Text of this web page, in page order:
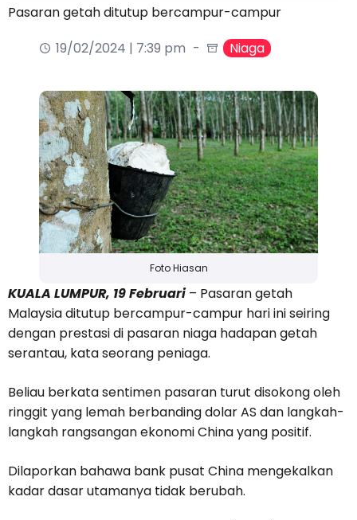
Pasaran getah ditutup bercampur-campur
19/02/2024 | 7:39 pm
Niaga
Foto Hiasan
KUALA LUMPUR, 19 Februari– Pasaran getah
Malaysia ditutup bercampur-campur hari ini seiring
dengan prestasi di pasaran niaga hadapan getah
serantau, kata seorang peniaga.
Beliau berkata sentimen pasaran turut disokong oleh
ringgit yang lemah berbanding dolar AS dan langkah-
langkah rangsangan ekonomi China yang positif.
Dilaporkan bahawa bank pusat China mengekalkan
kadar dasar utamanya tidak berubah.